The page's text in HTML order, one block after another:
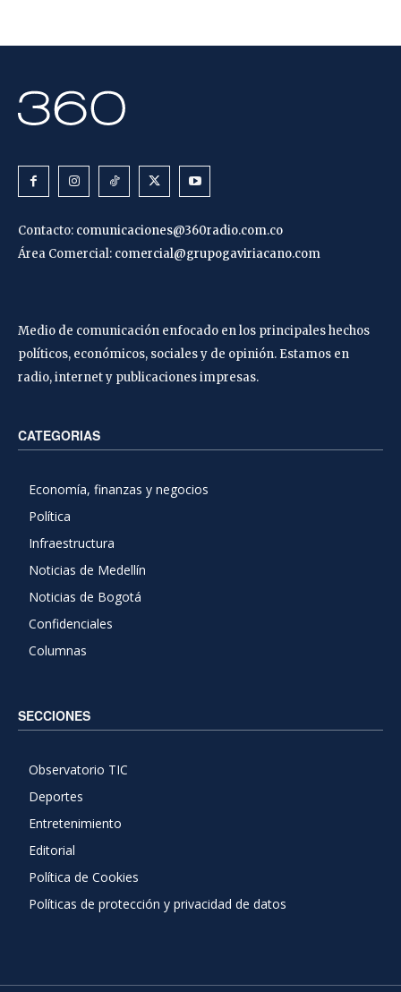
Contacto: comunicaciones@360radio.com.co
Área Comercial: comercial@grupogaviriacano.com
Medio de comunicación enfocado en los principales hechos
políticos, económicos, sociales y de opinión. Estamos en
radio, internet y publicaciones impresas.
CATEGORIAS
Economía, finanzas y negocios
Política
Infraestructura
Noticias de Medellín
Noticias de Bogotá
Confidenciales
Columnas
SECCIONES
Observatorio TIC
Deportes
Entretenimiento
Editorial
Política de Cookies
Políticas de protección y privacidad de datos